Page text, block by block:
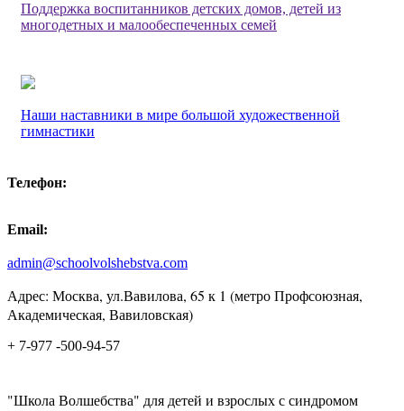
Поддержка воспитанников детских домов, детей из
многодетных и малообеспеченных семей
Наши наставники в мире большой художественной
гимнастики
Телефон:
Email:
admin@schoolvolshebstva.com
Адрес: Москва, ул.Вавилова, 65 к 1 (метро Профсоюзная,
Академическая, Вавиловская)
+ 7-977 -500-94-57
"Школа Волшебства" для детей и взрослых с синдромом